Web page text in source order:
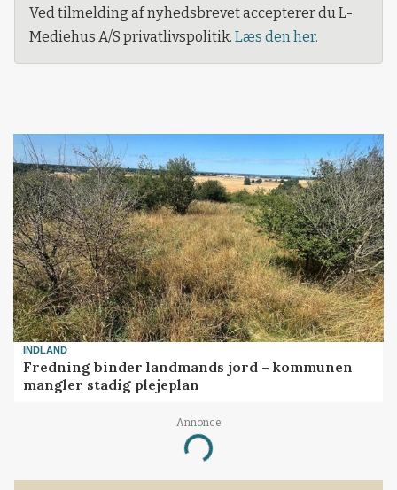
Ved tilmelding af nyhedsbrevet accepterer du L-
Mediehus A/S privatlivspolitik. Læs den her.
INDLAND
Fredning binder landmands jord – kommunen
mangler stadig plejeplan
Annonce
Loading...